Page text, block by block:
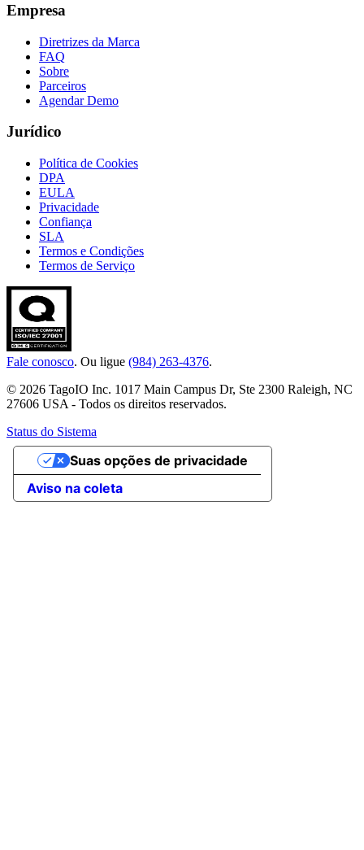
Empresa
Diretrizes da Marca
FAQ
Sobre
Parceiros
Agendar Demo
Jurídico
Política de Cookies
DPA
EULA
Privacidade
Confiança
SLA
Termos e Condições
Termos de Serviço
Fale conosco. Ou ligue (984) 263-4376.
© 2026 TagoIO Inc. 1017 Main Campus Dr, Ste 2300 Raleigh, NC
27606 USA - Todos os direitos reservados.
Status do Sistema
Aviso na coleta
Suas opções de privacidade